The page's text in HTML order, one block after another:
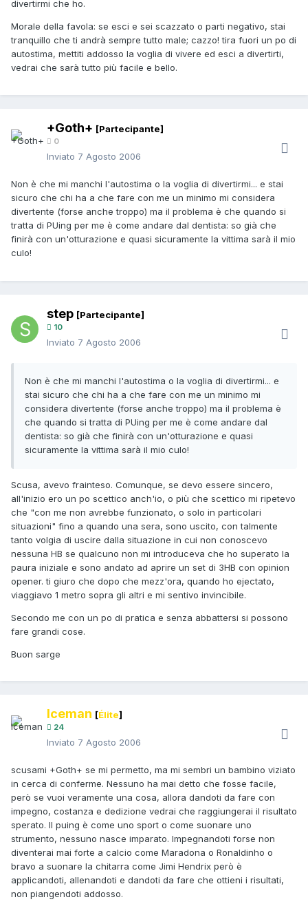
divertirmi che ho.
Morale della favola: se esci e sei scazzato o parti negativo, stai
tranquillo che ti andrà sempre tutto male; cazzo! tira fuori un po di
autostima, mettiti addosso la voglia di vivere ed esci a divertirti,
vedrai che sarà tutto più facile e bello.
+Goth+ [Partecipante]
0
Inviato 7 Agosto 2006
Non è che mi manchi l'autostima o la voglia di divertirmi... e stai
sicuro che chi ha a che fare con me un minimo mi considera
divertente (forse anche troppo) ma il problema è che quando si
tratta di PUing per me è come andare dal dentista: so già che
finirà con un'otturazione e quasi sicuramente la vittima sarà il mio
culo!
step [Partecipante]
10
Inviato 7 Agosto 2006
Non è che mi manchi l'autostima o la voglia di divertirmi... e
stai sicuro che chi ha a che fare con me un minimo mi
considera divertente (forse anche troppo) ma il problema è
che quando si tratta di PUing per me è come andare dal
dentista: so già che finirà con un'otturazione e quasi
sicuramente la vittima sarà il mio culo!
Scusa, avevo frainteso. Comunque, se devo essere sincero,
all'inizio ero un po scettico anch'io, o più che scettico mi ripetevo
che "con me non avrebbe funzionato, o solo in particolari
situazioni" fino a quando una sera, sono uscito, con talmente
tanto volgia di uscire dalla situazione in cui non conoscevo
nessuna HB se qualcuno non mi introduceva che ho superato la
paura iniziale e sono andato ad aprire un set di 3HB con opinion
opener. ti giuro che dopo che mezz'ora, quando ho ejectato,
viaggiavo 1 metro sopra gli altri e mi sentivo invincibile.
Secondo me con un po di pratica e senza abbattersi si possono
fare grandi cose.
Buon sarge
Iceman [Élite]
24
Inviato 7 Agosto 2006
scusami +Goth+ se mi permetto, ma mi sembri un bambino viziato
in cerca di conferme. Nessuno ha mai detto che fosse facile,
però se vuoi veramente una cosa, allora dandoti da fare con
impegno, costanza e dedizione vedrai che raggiungerai il risultato
sperato. Il puing è come uno sport o come suonare uno
strumento, nessuno nasce imparato. Impegnandoti forse non
diventerai mai forte a calcio come Maradona o Ronaldinho o
bravo a suonare la chitarra come Jimi Hendrix però è
applicandoti, allenandoti e dandoti da fare che ottieni i risultati,
non piangendoti addosso.